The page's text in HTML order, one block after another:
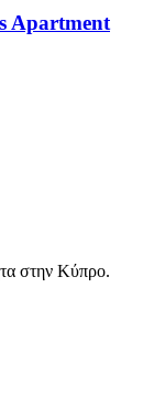
Apartment
στην Κύπρο.